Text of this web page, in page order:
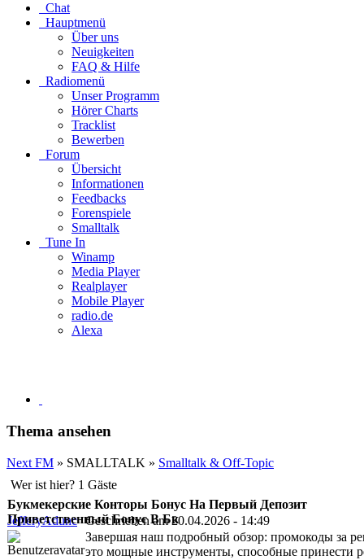
Chat
Hauptmenü
Über uns
Neuigkeiten
FAQ & Hilfe
Radiomenü
Unser Programm
Hörer Charts
Tracklist
Bewerben
Forum
Übersicht
Informationen
Feedbacks
Forenspiele
Smalltalk
Tune In
Winamp
Media Player
Realplayer
Mobile Player
radio.de
Alexa
Thema ansehen
Next FM » SMALLTALK » Smalltalk & Off-Topic
Wer ist hier? 1 Gäste
Букмекерские Конторы Бонус На Первый Депозит
Приветственный Бонус В Бк
JefferyAdunc Geschrieben am 20.04.2026 - 14:49
Завершая наш подробный обзор: промокоды за
это мощные инструменты, способные принести